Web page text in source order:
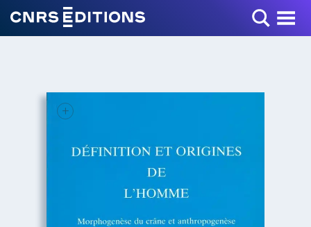
Toggle Menu
+